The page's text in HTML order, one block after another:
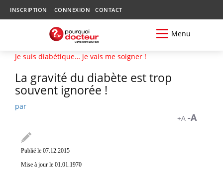
INSCRIPTION CONNEXION CONTACT
Menu
Je suis diabétique… je vais me soigner !
La gravité du diabète est trop
souvent ignorée !
par
+A -A
Publié le 07.12.2015
Mise à jour le 01.01.1970